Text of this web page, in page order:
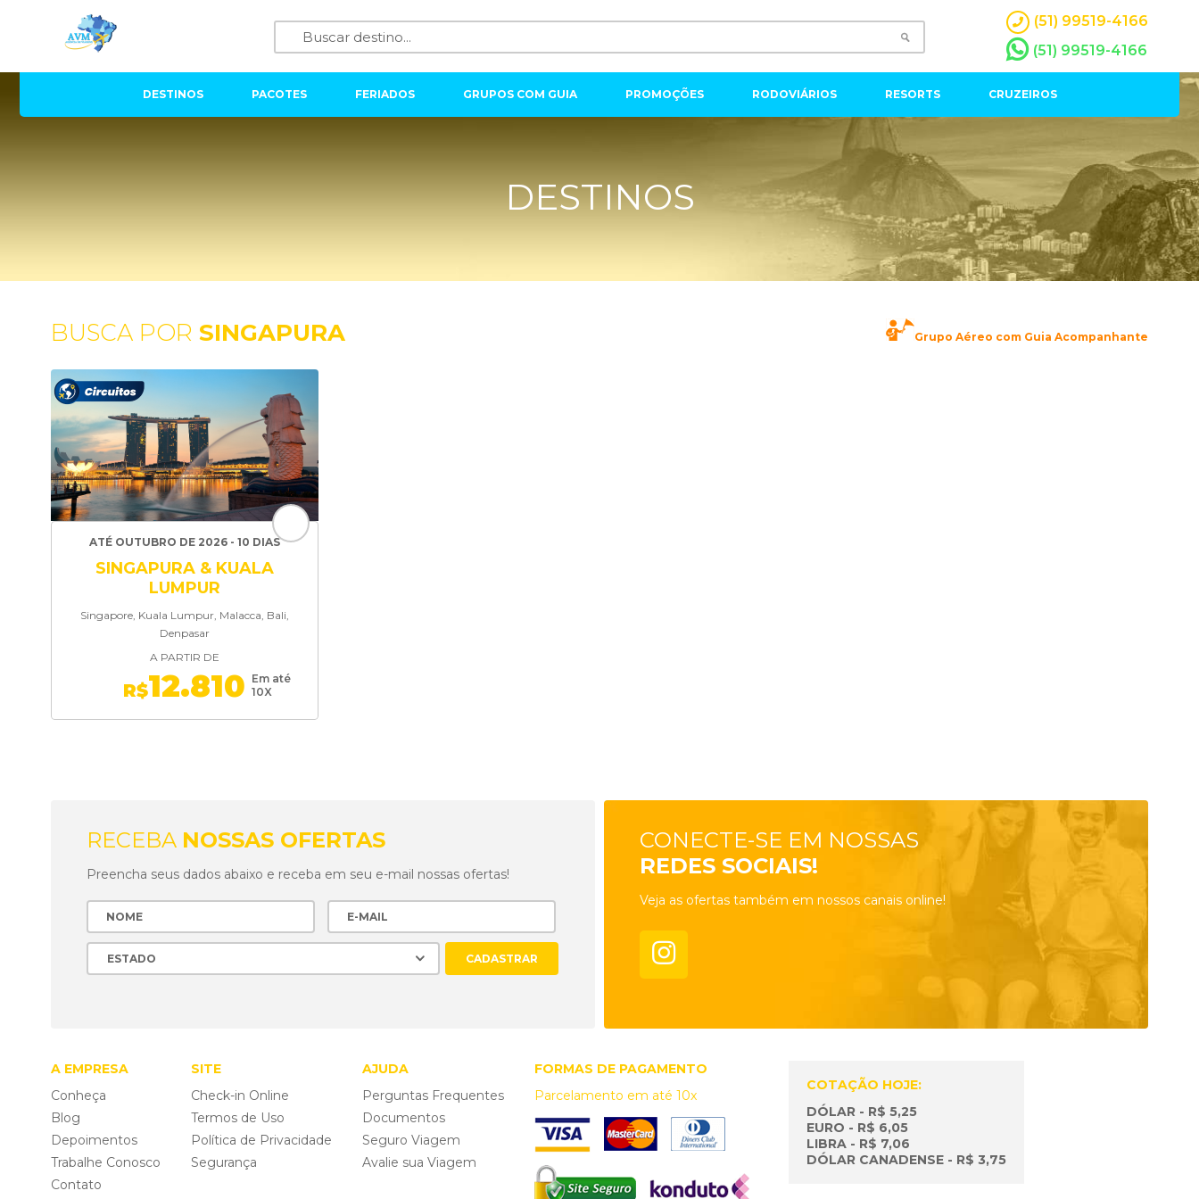
(51) 99519-4166
(51) 99519-4166
DESTINOS PACOTES FERIADOS GRUPOS COM GUIA PROMOÇÕES RODOVIÁRIOS RESORTS CRUZEIROS
DESTINOS
BUSCA POR SINGAPURA Grupo Aéreo com Guia Acompanhante
ATÉ OUTUBRO DE 2026 - 10 DIAS
SINGAPURA & KUALA
LUMPUR
Singapore, Kuala Lumpur, Malacca, Bali,
Denpasar
A PARTIR DE
R$12.810 Em até
10X
RECEBA NOSSAS OFERTAS
Preencha seus dados abaixo e receba em seu e-mail nossas ofertas!
CONECTE-SE EM NOSSAS
REDES SOCIAIS!
Veja as ofertas também em nossos canais online!
A EMPRESA
Conheça
Blog
Depoimentos
Trabalhe Conosco
Contato
SITE
Check-in Online
Termos de Uso
Política de Privacidade
Segurança
AJUDA
Perguntas Frequentes
Documentos
Seguro Viagem
Avalie sua Viagem
FORMAS DE PAGAMENTO
Parcelamento em até 10x
COTAÇÃO HOJE:
DÓLAR - R$ 5,25
EURO - R$ 6,05
LIBRA - R$ 7,06
DÓLAR CANADENSE - R$ 3,75